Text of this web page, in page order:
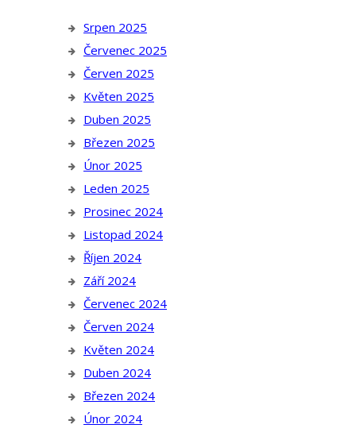
Srpen 2025
Červenec 2025
Červen 2025
Květen 2025
Duben 2025
Březen 2025
Únor 2025
Leden 2025
Prosinec 2024
Listopad 2024
Říjen 2024
Září 2024
Červenec 2024
Červen 2024
Květen 2024
Duben 2024
Březen 2024
Únor 2024